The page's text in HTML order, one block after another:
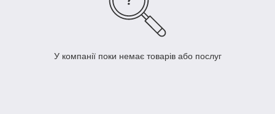
У компанії поки немає товарів або послуг